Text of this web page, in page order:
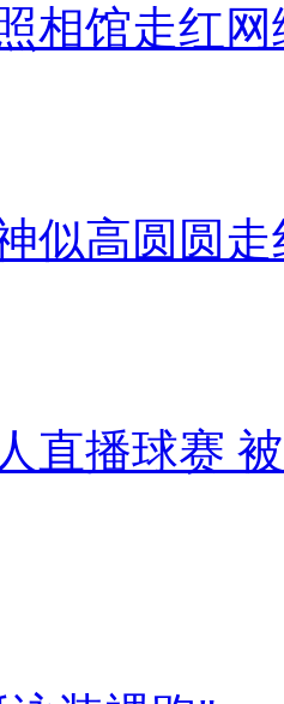
相馆走红网
似高圆圆走
直播球赛